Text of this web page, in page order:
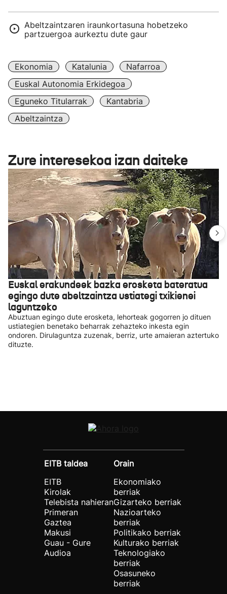
Abeltzaintzaren iraunkortasuna hobetzeko
partzuergoa aurkeztu dute gaur
Ekonomia Katalunia
Nafarroa
Euskal Autonomia Erkidegoa
Eguneko Titularrak
Kantabria
Abeltzaintza
Zure interesekoa izan daiteke
Euskal erakundeek bazka erosketa bateratua
egingo dute abeltzaintza ustiategi txikienei
laguntzeko
Abuztuan egingo dute erosketa, lehorteak gogorren jo dituen
ustiategien benetako beharrak zehazteko inkesta egin
ondoren. Dirulaguntza zuzenak, berriz, urte amaieran aztertuko
dituzte.
EITB taldea
EITB
Kirolak
Telebista nahieran
Primeran
Gaztea
Makusi
Guau - Gure
Audioa
Orain
Ekonomiako
berriak
Gizarteko berriak
Nazioarteko
berriak
Politikako berriak
Kulturako berriak
Teknologiako
berriak
Osasuneko
berriak